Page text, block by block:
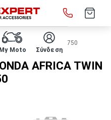
My Moto Σύνδεση
HONDA AFRICA TWIN 750
AFRICA TWIN